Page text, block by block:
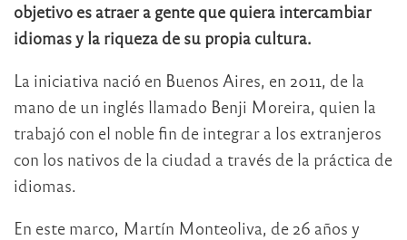
objetivo es atraer a gente que quiera intercambiar
idiomas y la riqueza de su propia cultura.
La iniciativa nació en Buenos Aires, en 2011, de la
mano de un inglés llamado Benji Moreira, quien la
trabajó con el noble fin de integrar a los extranjeros
con los nativos de la ciudad a través de la práctica de
idiomas.
En este marco, Martín Monteoliva, de 26 años y